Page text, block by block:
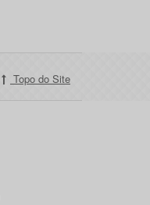
Topo do Site